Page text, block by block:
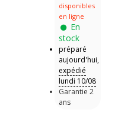
disponibles
en ligne
En
stock
préparé
aujourd'hui,
expédié
lundi 10/08
Garantie 2
ans